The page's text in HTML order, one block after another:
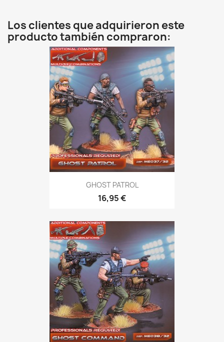
Los clientes que adquirieron este
producto también compraron:
GHOST PATROL
16,95 €